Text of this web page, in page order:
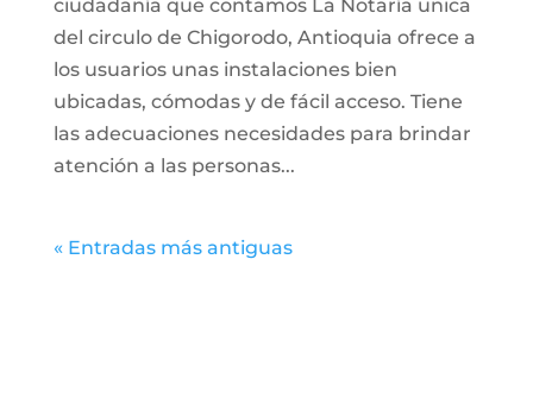
ciudadanía que contamos La Notaría unica
del circulo de Chigorodo, Antioquia ofrece a
los usuarios unas instalaciones bien
ubicadas, cómodas y de fácil acceso. Tiene
las adecuaciones necesidades para brindar
atención a las personas...
« Entradas más antiguas